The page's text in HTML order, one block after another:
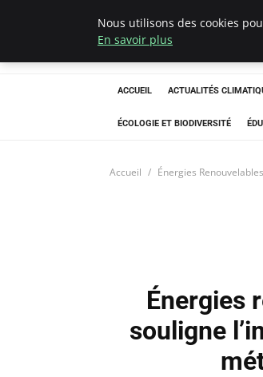
ACCUEIL ACTUALITÉS
ÉCOLOGIE ET BIODIVERSITÉ
Accueil Énergies Renouvelables
Énergies
souligne
Nous utilisons des cookies
En savoir plus